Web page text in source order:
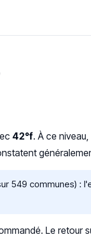
42°f. À ce
549 communes) :
Le retour